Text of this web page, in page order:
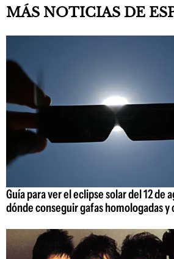
MÁS NOTICIAS DE
Guía para ver el eclipse solar del 12 de
dónde conseguir gafas homologadas y